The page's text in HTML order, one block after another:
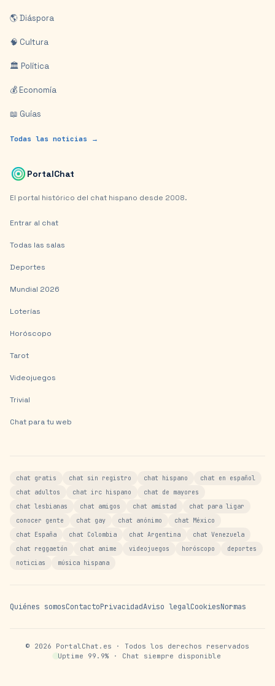
🌎 Diáspora
🧠 Cultura
🏛️ Política
💰 Economía
📖 Guías
Todas las noticias →
PortalChat
El portal histórico del chat hispano desde 2008.
Entrar al chat
Todas las salas
Deportes
Mundial 2026
Loterías
Horóscopo
Tarot
Videojuegos
Trivial
Chat para tu web
chat gratis chat sin registro chat hispano
chat en español
chat adultos
chat irc hispano
chat de mayores
chat lesbianas
chat amigos chat amistad
chat para ligar
conocer gente
chat gay chat anónimo
chat México
chat España
chat Colombia chat Argentina
chat Venezuela
chat reggaetón
chat anime videojuegos horóscopo
deportes
noticias
música hispana
Quiénes somosContactoPrivacidadAviso legalCookiesNormas
© 2026 PortalChat.es · Todos los derechos reservados
Uptime 99.9% · Chat siempre disponible